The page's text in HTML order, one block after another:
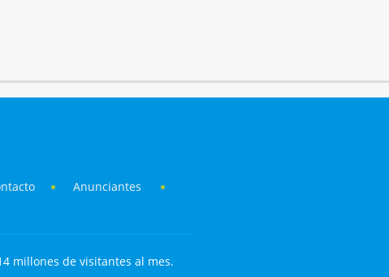
Anunciantes
millones de visitantes al mes.